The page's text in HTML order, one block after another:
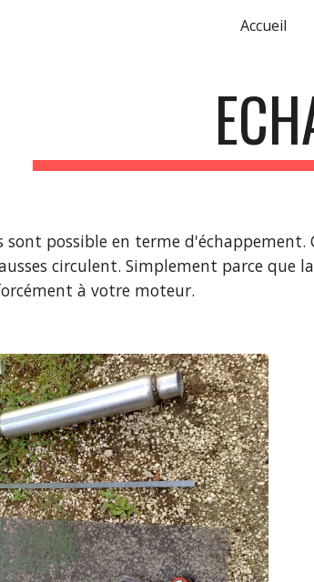
Skip to main content
Accueil
sont possible en terme
circulent. Simplement parce
à votre moteur.